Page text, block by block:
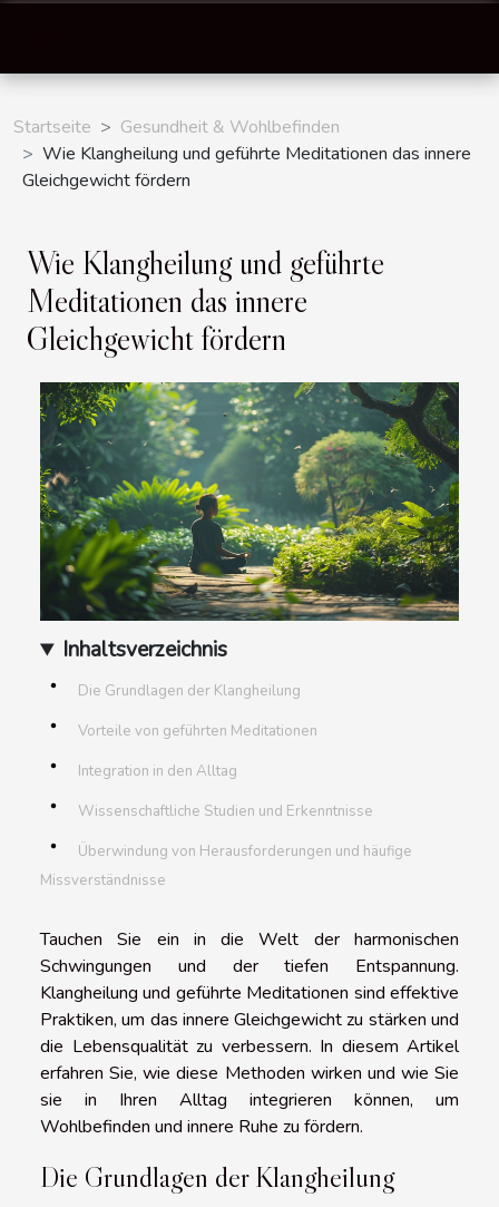
Startseite
Gesundheit & Wohlbefinden
Wie Klangheilung und geführte Meditationen das innere
Gleichgewicht fördern
Wie Klangheilung und geführte
Meditationen das innere
Gleichgewicht fördern
Inhaltsverzeichnis
Die Grundlagen der Klangheilung
Vorteile von geführten Meditationen
Integration in den Alltag
Wissenschaftliche Studien und Erkenntnisse
Überwindung von Herausforderungen und häufige
Missverständnisse
Tauchen Sie ein in die Welt der harmonischen
Schwingungen und der tiefen Entspannung.
Klangheilung und geführte Meditationen sind effektive
Praktiken, um das innere Gleichgewicht zu stärken und
die Lebensqualität zu verbessern. In diesem Artikel
erfahren Sie, wie diese Methoden wirken und wie Sie
sie in Ihren Alltag integrieren können, um
Wohlbefinden und innere Ruhe zu fördern.
Die Grundlagen der Klangheilung